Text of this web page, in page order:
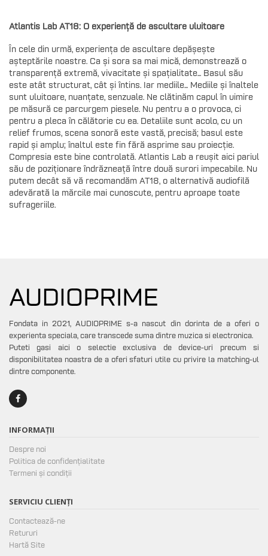
Atlantis Lab AT18: O experiență de ascultare uluitoare
În cele din urmă, experiența de ascultare depășește
așteptările noastre. Ca și sora sa mai mică, demonstrează o
transparență extremă, vivacitate și spațialitate... Basul său
este atât structurat, cât și întins. Iar mediile... Mediile și înaltele
sunt uluitoare, nuanțate, senzuale. Ne clătinăm capul în uimire
pe măsură ce parcurgem piesele. Nu pentru a o provoca, ci
pentru a pleca în călătorie cu ea. Detaliile sunt acolo, cu un
relief frumos, scena sonoră este vastă, precisă; basul este
rapid și amplu; înaltul este fin fără asprime sau proiecție.
Compresia este bine controlată. Atlantis Lab a reușit aici pariul
său de poziționare îndrăzneață între două surori impecabile. Nu
putem decât să vă recomandăm AT18, o alternativă audiofilă
adevărată la mărcile mai cunoscute, pentru aproape toate
sufrageriile.
Fondata in 2021, AUDIOPRIME s-a nascut din dorinta de a oferi o
experienta speciala, care transcede suma dintre muzica si electronica.
Puteti gasi aici o selectie exclusiva de device-uri precum si
disponibilitatea noastra de a oferi sfaturi utile cu privire la matching-ul
dintre componente.
INFORMAȚII
Despre noi
Politica de confidențialitate
Termeni și condiții
SERVICIU CLIENȚI
Contactează-ne
Retururi
Hartă Site